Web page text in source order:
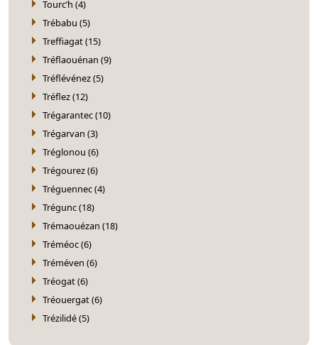
Tourc’h (4)
Trébabu (5)
Treffiagat (15)
Tréflaouénan (9)
Tréflévénez (5)
Tréflez (12)
Trégarantec (10)
Trégarvan (3)
Tréglonou (6)
Trégourez (6)
Tréguennec (4)
Trégunc (18)
Trémaouézan (18)
Tréméoc (6)
Tréméven (6)
Tréogat (6)
Tréouergat (6)
Trézilidé (5)